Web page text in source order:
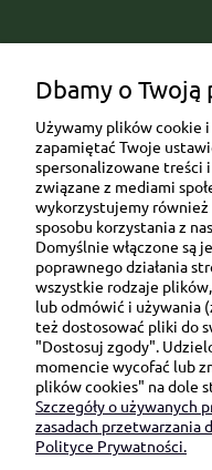
Ul.
+48
(pon-
Dbamy o
Używamy plików cookie
zapamiętać Twoje
spersonalizowane treści
związane z mediami
wykorzystujemy
sposobu korzystania z
Domyślnie włączone są
poprawnego działania
wszystkie rodzaje
lub odmówić i używania
też dostosować pliki do
"Dostosuj zgody".
momencie wycofać lub
plików cookies" na dole
Szczegóły o używanych
zasadach przetwarzania
Polityce Prywatności.